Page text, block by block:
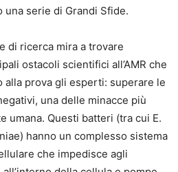
serie di Grandi Sfide.
di ricerca mira a trovare
ostacoli scientifici all’AMR che
alla prova gli esperti: superare le
una delle minacce più
umana. Questi batteri (tra cui E.
hanno un complesso sistema
che impedisce agli